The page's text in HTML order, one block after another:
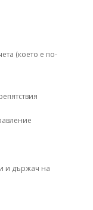
(което е по-
и държач на